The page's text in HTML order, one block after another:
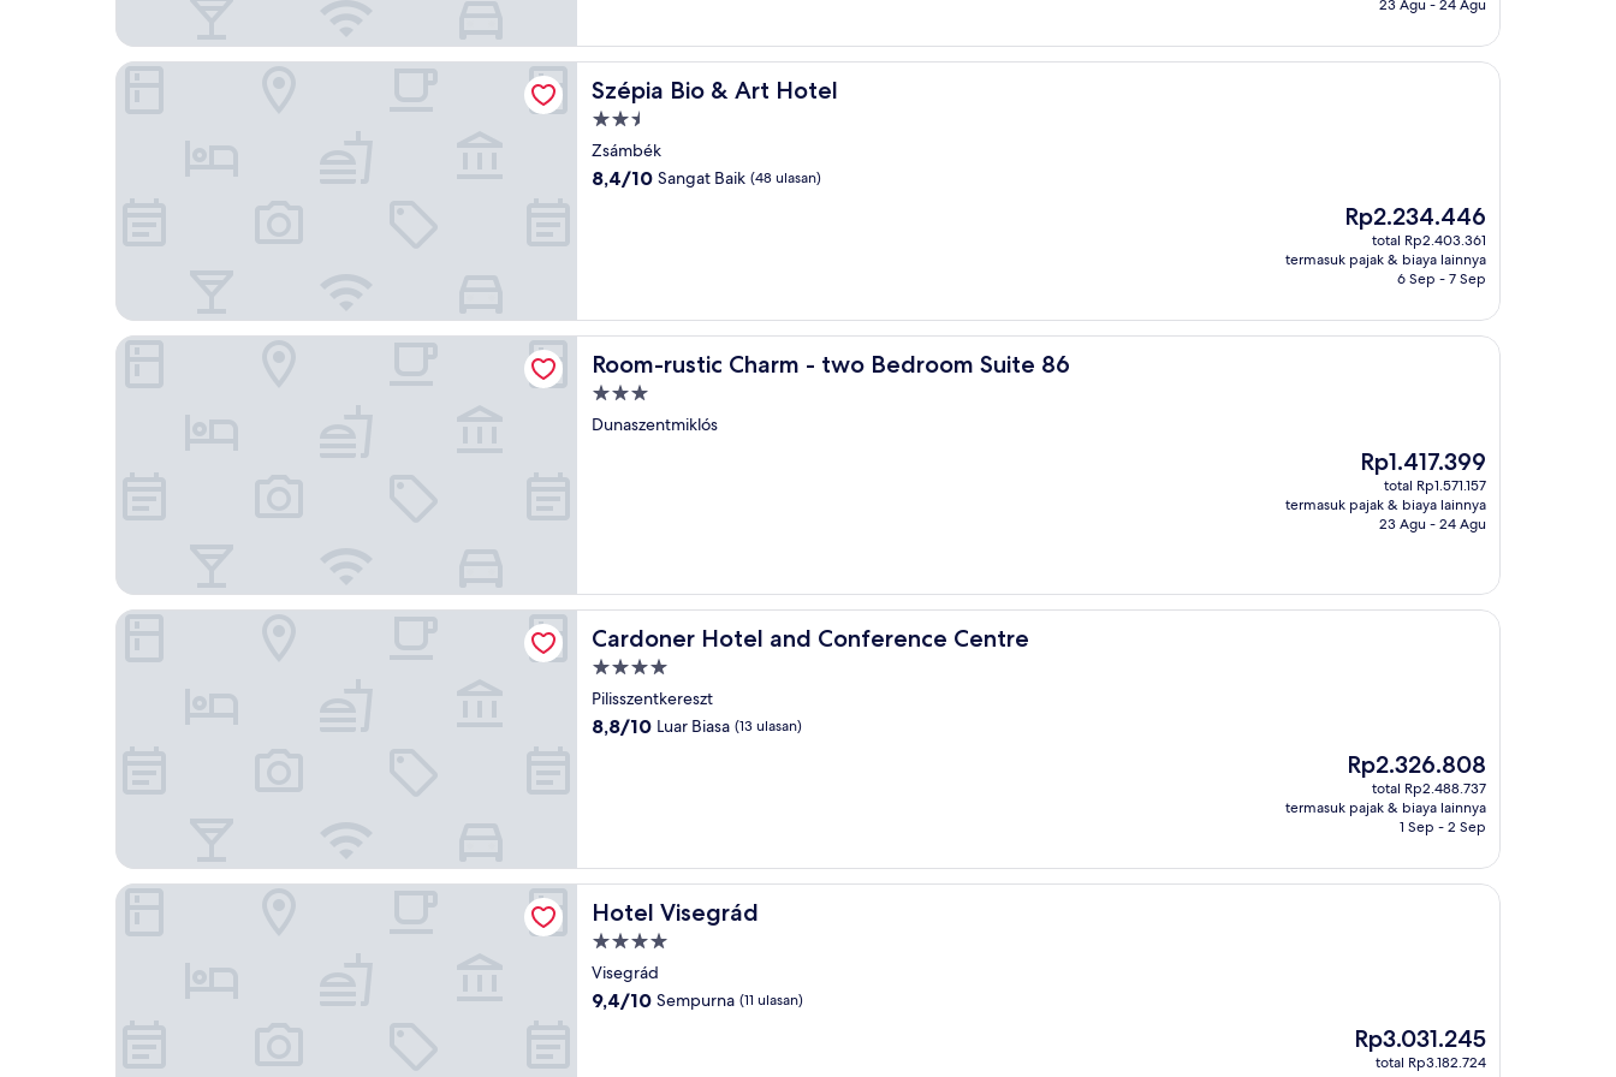
23 Agu - 24 Agu
Szépia Bio & Art Hotel
Szépia Bio & Art Hotel
Properti
bintang
2.5
Zsámbék
8.4
8,4/10 Sangat Baik (48 ulasan)
Harga
sekarang
Rp2.234.446
Rp2.234.446
total Rp2.403.361
termasuk pajak & biaya lainnya
6 Sep - 7 Sep
Szépia Bio & Art Hotel
Room-rustic Charm - two Bedroom Suite 86
Room-rustic Charm - two Bedroom Suite 86
Properti
bintang
Dunaszentmiklós
Harga
sekarang
Rp1.417.399
Rp1.417.399
total Rp1.571.157
termasuk pajak & biaya lainnya
23 Agu - 24 Agu
Room-rustic Charm - two Bedroom Suite 86
Cardoner Hotel and Conference Centre
Cardoner Hotel and Conference Centre
Properti
bintang
4.0
Pilisszentkereszt
8.8
8,8/10 Luar Biasa (13 ulasan)
Harga
sekarang
Rp2.326.808
Rp2.326.808
total Rp2.488.737
termasuk pajak & biaya lainnya
1 Sep - 2 Sep
Cardoner Hotel and Conference Centre
Hotel Visegrád
Hotel Visegrád
Properti
bintang
4.0
Visegrád
9.4
9,4/10 Sempurna (11 ulasan)
Harga
sekarang
Rp3.031.245
total Rp3.182.724
Hotel Visegrád